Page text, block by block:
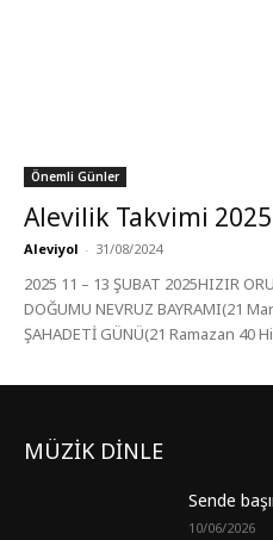
Önemli Günler
Alevilik Takvimi
Aleviyol - 31/08/2024
2025 11 – 13 ŞUBAT 2025HIZIR
DOĞUMU NEVRUZ BAYRAMI(21
ŞAHADETİ GÜNÜ(21 Ramazan 40
MÜZİK DİNLE
Sende
10/06/2026